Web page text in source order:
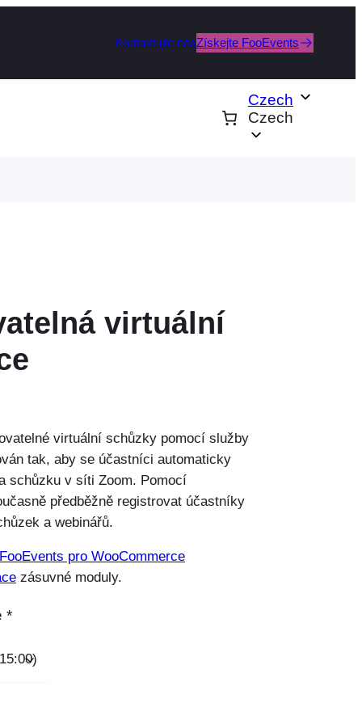
Kontaktujte násZískejte FooEvents
Czech
Czech
virtuální
virtuální schůzky pomocí služby
tak, aby se účastníci automaticky
schůzku v síti Zoom. Pomocí
předběžně registrovat účastníky
a webinářů.
FooEvents pro WooCommerce
zásuvné moduly.
*